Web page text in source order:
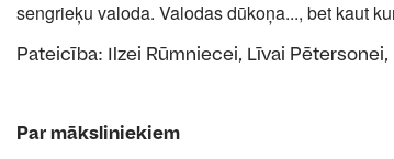
sengrieķu valoda. Valodas dūkoņa..., bet kaut
Pateicība: Ilzei Rūmniecei, Līvai
Par māksliniekiem